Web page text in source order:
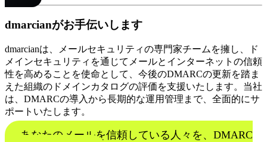
dmarcianがお手伝いします
dmarcianは、メールセキュリティの専門家チームを擁し、ド
メインセキュリティを通じてメールとインターネットの信頼
性を高めることを使命として、今後のDMARCの更新を踏ま
えた組織のドメインカタログの評価を支援いたします。当社
は、DMARCの導入から長期的な運用管理まで、全面的にサ
ポートいたします。
あなたのメールを信頼している人々を、DMARC